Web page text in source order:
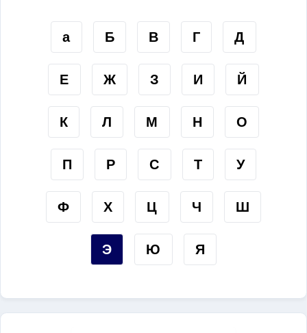
а Б В Г Д
Е Ж З И Й
К Л М Н О
П Р С Т У
Ф Х Ц Ч Ш
Э Ю Я